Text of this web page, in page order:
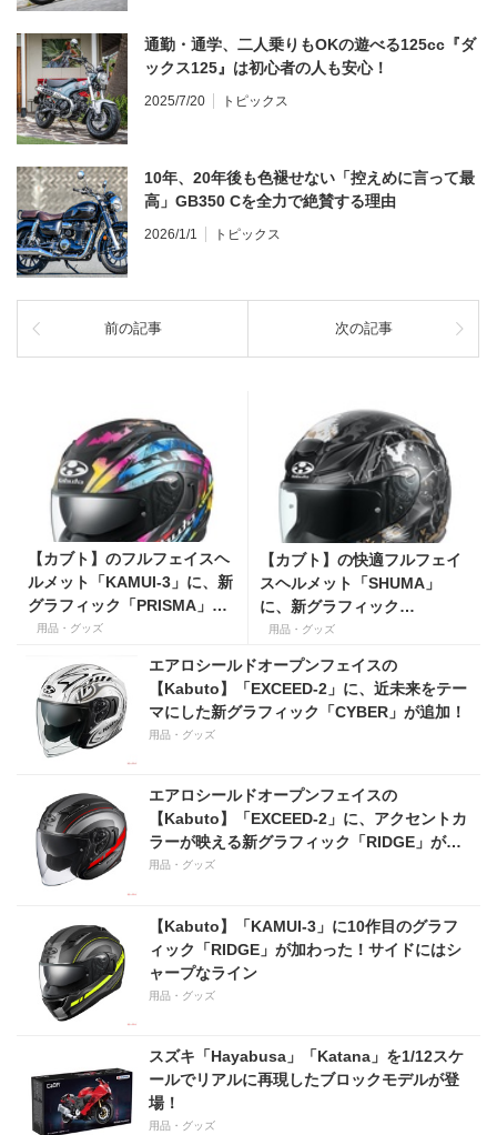
通勤・通学、二人乗りもOKの遊べる125cc『ダ
ックス125』は初心者の人も安心！
2025/7/20 トピックス
10年、20年後も色褪せない「控えめに言って最
高」GB350 Cを全力で絶賛する理由
2026/1/1 トピックス
前の記事 次の記事
【カブト】のフルフェイスヘ
ルメット「KAMUI-3」に、新
グラフィック「PRISMA」が
追加！ビビッドな色彩はアー
用品・グッズ
【カブト】の快適フルフェイ
スヘルメット「SHUMA」
に、新グラフィック
「NIGHTER」が追加！コウモ
リ柄でミステリアス！
用品・グッズ
エアロシールドオープンフェイスの
【Kabuto】「EXCEED-2」に、近未来をテー
マにした新グラフィック「CYBER」が追加！
用品・グッズ
エアロシールドオープンフェイスの
【Kabuto】「EXCEED-2」に、アクセントカ
ラーが映える新グラフィック「RIDGE」が追
加！
用品・グッズ
【Kabuto】「KAMUI-3」に10作目のグラフ
ィック「RIDGE」が加わった！サイドにはシ
ャープなライン
用品・グッズ
スズキ「Hayabusa」「Katana」を1/12スケ
ールでリアルに再現したブロックモデルが登
場！
用品・グッズ